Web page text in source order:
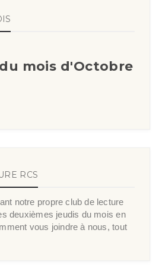
mois d'Octobre
RCS
notre propre club de lecture
deuxièmes jeudis du mois en
vous joindre à nous, tout